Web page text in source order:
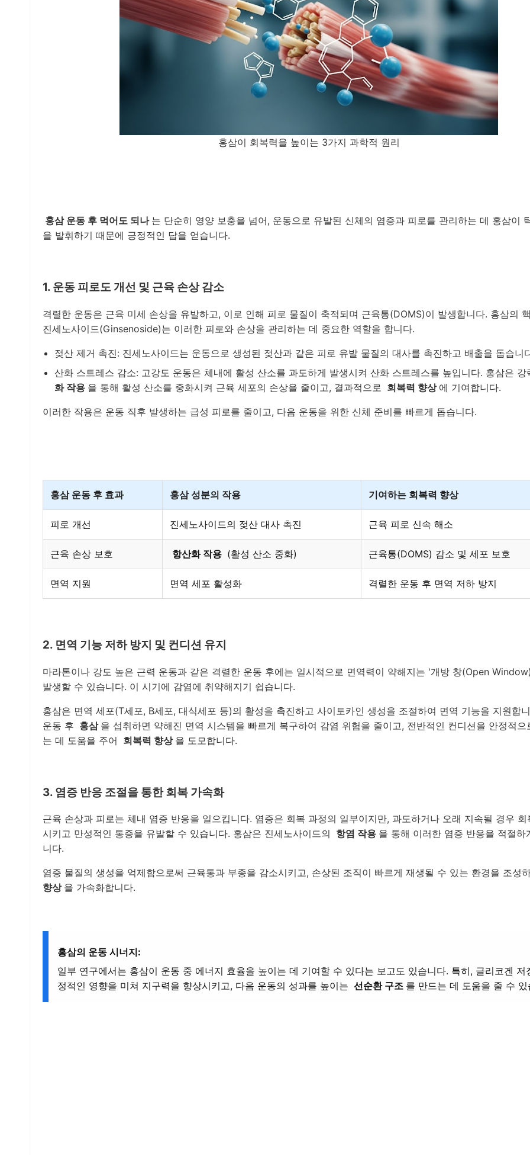
홍삼이 회복력을 높이는 3가지 과학적 원리
홍삼 운동 후 먹어도 되나 는 단순히 영양 보충을 넘어, 운동으로 유발된 신체의 염증과 피로를 관리하는 데 홍삼이
을 발휘하기 때문에 긍정적인 답을 얻습니다.
1. 운동 피로도 개선 및 근육 손상 감소
격렬한 운동은 근육 미세 손상을 유발하고, 이로 인해 피로 물질이 축적되며 근육통(DOMS)이 발생합니다. 홍삼의
진세노사이드(Ginsenoside)는 이러한 피로와 손상을 관리하는 데 중요한 역할을 합니다.
젖산 제거 촉진: 진세노사이드는 운동으로 생성된 젖산과 같은 피로 유발 물질의 대사를 촉진하고 배출을 돕습니
산화 스트레스 감소: 고강도 운동은 체내에 활성 산소를 과도하게 발생시켜 산화 스트레스를 높입니다. 홍삼은 강
화 작용 을 통해 활성 산소를 중화시켜 근육 세포의 손상을 줄이고, 결과적으로 회복력 향상 에 기여합니다.
이러한 작용은 운동 직후 발생하는 급성 피로를 줄이고, 다음 운동을 위한 신체 준비를 빠르게 돕습니다.
홍삼 운동 후 효과 홍삼 성분의 작용 기여하는 회복력 향상
피로 개선 진세노사이드의 젖산 대사 촉진 근육 피로 신속 해소
근육 손상 보호 항산화 작용 (활성 산소 중화) 근육통(DOMS) 감소 및 세포 보호
면역 지원 면역 세포 활성화 격렬한 운동 후 면역 저하 방지
2. 면역 기능 저하 방지 및 컨디션 유지
마라톤이나 강도 높은 근력 운동과 같은 격렬한 운동 후에는 일시적으로 면역력이 약해지는 '개방 창(Open
발생할 수 있습니다. 이 시기에 감염에 취약해지기 쉽습니다.
홍삼은 면역 세포(T세포, B세포, 대식세포 등)의 활성을 촉진하고 사이토카인 생성을 조절하여 면역 기능을 지원합
운동 후 홍삼 을 섭취하면 약해진 면역 시스템을 빠르게 복구하여 감염 위험을 줄이고, 전반적인 컨디션을 안정적으
는 데 도움을 주어 회복력 향상 을 도모합니다.
3. 염증 반응 조절을 통한 회복 가속화
근육 손상과 피로는 체내 염증 반응을 일으킵니다. 염증은 회복 과정의 일부이지만, 과도하거나 오래 지속될 경우 회
시키고 만성적인 통증을 유발할 수 있습니다. 홍삼은 진세노사이드의 항염 작용 을 통해 이러한 염증 반응을 적절하
니다.
염증 물질의 생성을 억제함으로써 근육통과 부종을 감소시키고, 손상된 조직이 빠르게 재생될 수 있는 환경을 조성
향상 을 가속화합니다.
홍삼의 운동 시너지:
일부 연구에서는 홍삼이 운동 중 에너지 효율을 높이는 데 기여할 수 있다는 보고도 있습니다. 특히, 글리코겐 저
정적인 영향을 미쳐 지구력을 향상시키고, 다음 운동의 성과를 높이는 선순환 구조 를 만드는 데 도움을 줄 수 있